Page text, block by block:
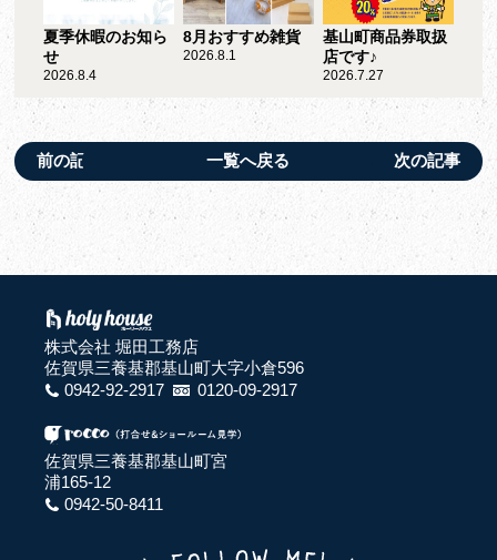
夏季休暇のお知ら
せ
2026.8.4
8月おすすめ雑貨
2026.8.1
基山町商品券取扱
店です♪
2026.7.27
前の記事 一覧へ戻る 次の記事
株式会社 堀田工務店
佐賀県三養基郡基山町大字小倉596
0942-92-2917
0120-09-2917
佐賀県三養基郡基山町宮
浦165-12
0942-50-8411